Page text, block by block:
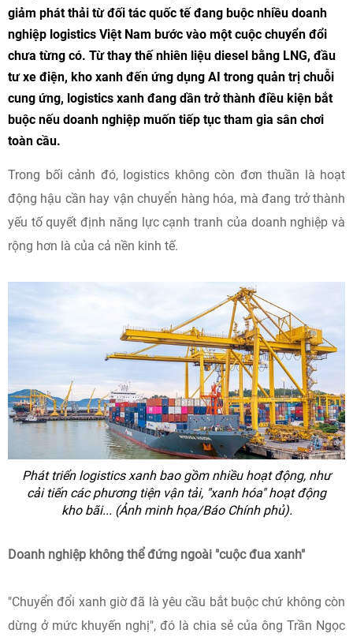
giảm phát thải từ đối tác quốc tế đang buộc nhiều doanh
nghiệp logistics Việt Nam bước vào một cuộc chuyển đổi
chưa từng có. Từ thay thế nhiên liệu diesel bằng LNG, đầu
tư xe điện, kho xanh đến ứng dụng AI trong quản trị chuỗi
cung ứng, logistics xanh đang dần trở thành điều kiện bắt
buộc nếu doanh nghiệp muốn tiếp tục tham gia sân chơi
toàn cầu.
Trong bối cảnh đó, logistics không còn đơn thuần là hoạt
động hậu cần hay vận chuyển hàng hóa, mà đang trở thành
yếu tố quyết định năng lực cạnh tranh của doanh nghiệp và
rộng hơn là của cả nền kinh tế.
Phát triển logistics xanh bao gồm nhiều hoạt động, như
cải tiến các phương tiện vận tải, "xanh hóa" hoạt động
kho bãi... (Ảnh minh họa/Báo Chính phủ).
Doanh nghiệp không thể đứng ngoài "cuộc đua xanh"
"Chuyển đổi xanh giờ đã là yêu cầu bắt buộc chứ không còn
dừng ở mức khuyến nghị", đó là chia sẻ của ông Trần Ngọc